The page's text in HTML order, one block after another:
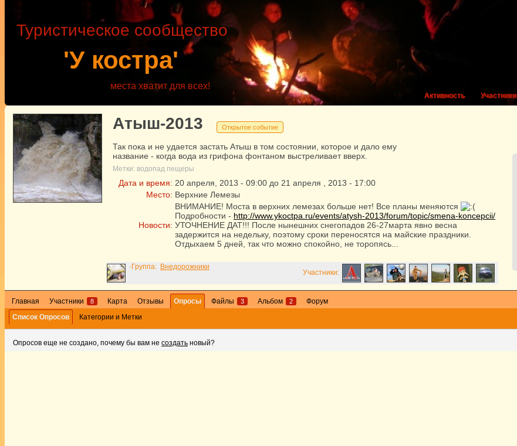
'У костра'
Туристическое сообщество
места хватит для всех!
Активность Участники
Атыш-2013 Открытое событие
Так пока и не удается застать Атыш в том состоянии, которое и дало ему
название - когда вода из грифона фонтаном выстреливает вверх.
Метки: водопад пещеры
Дата и время: 20 апреля 2013 - 09:00 до 21 апреля 2013 - 17:00
Место: Верхние Лемезы
Новости:
ВНИМАНИЕ! Моста в верхних лемезах больше нет! Все планы меняются
Подробности - http://www.ykoctpa.ru/events/atysh-2013/forum/topic/smena-koncepcii/
УТОЧНЕНИЕ ДАТ!!! После нынешних снегопадов 26-27марта явно весна
задержится на недельку, поэтому сроки переносятся на майские праздники.
Отдыхаем 5 дней, так что можно спокойно, не торопясь...
·Группа: Внедорожники
Участники:
Главная Участники 8 Карта Отзывы Опросы Файлы 3 Альбом 2
Форум
Список Опросов
Категории и Метки
Опросов еще не создано, почему бы вам не создать новый?